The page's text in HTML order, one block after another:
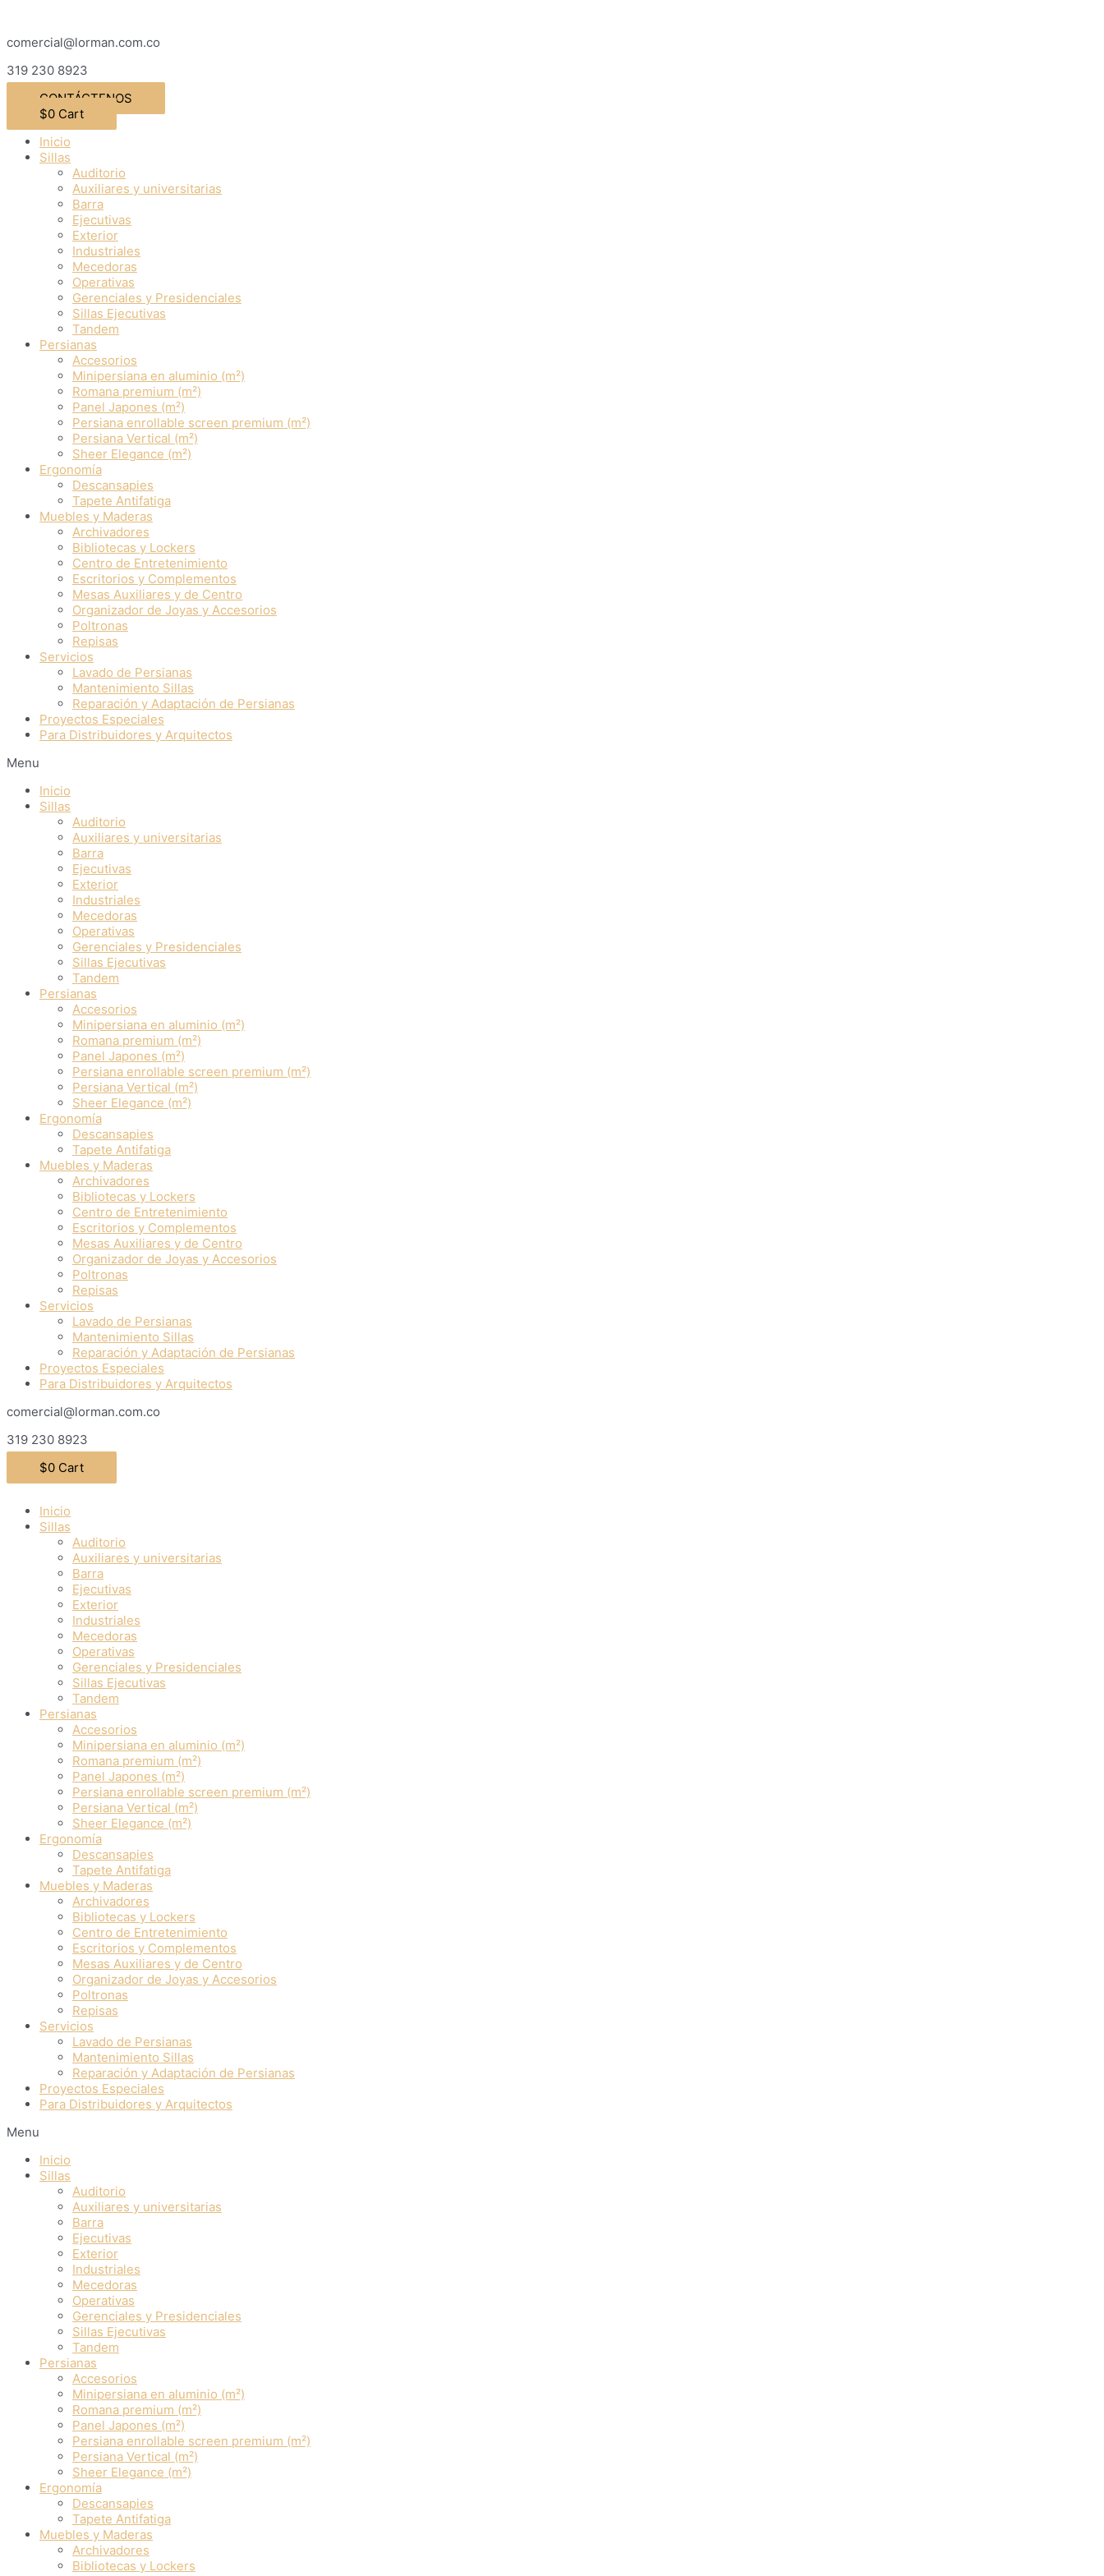
contenido
comercial@lorman.com.co
319 230 8923
CONTÁCTENOS
$0 Cart
Inicio
Sillas
Auditorio
Auxiliares y universitarias
Barra
Ejecutivas
Exterior
Industriales
Mecedoras
Operativas
Gerenciales y Presidenciales
Sillas Ejecutivas
Tandem
Persianas
Accesorios
Minipersiana en aluminio (m²)
Romana premium (m²)
Panel Japones (m²)
Persiana enrollable screen premium (m²)
Persiana Vertical (m²)
Sheer Elegance (m²)
Ergonomía
Descansapies
Tapete Antifatiga
Muebles y Maderas
Archivadores
Bibliotecas y Lockers
Centro de Entretenimiento
Escritorios y Complementos
Mesas Auxiliares y de Centro
Organizador de Joyas y Accesorios
Poltronas
Repisas
Servicios
Lavado de Persianas
Mantenimiento Sillas
Reparación y Adaptación de Persianas
Proyectos Especiales
Para Distribuidores y Arquitectos
Menu
Inicio
Sillas
Auditorio
Auxiliares y universitarias
Barra
Ejecutivas
Exterior
Industriales
Mecedoras
Operativas
Gerenciales y Presidenciales
Sillas Ejecutivas
Tandem
Persianas
Accesorios
Minipersiana en aluminio (m²)
Romana premium (m²)
Panel Japones (m²)
Persiana enrollable screen premium (m²)
Persiana Vertical (m²)
Sheer Elegance (m²)
Ergonomía
Descansapies
Tapete Antifatiga
Muebles y Maderas
Archivadores
Bibliotecas y Lockers
Centro de Entretenimiento
Escritorios y Complementos
Mesas Auxiliares y de Centro
Organizador de Joyas y Accesorios
Poltronas
Repisas
Servicios
Lavado de Persianas
Mantenimiento Sillas
Reparación y Adaptación de Persianas
Proyectos Especiales
Para Distribuidores y Arquitectos
comercial@lorman.com.co
319 230 8923
$0 Cart
Inicio
Sillas
Auditorio
Auxiliares y universitarias
Barra
Ejecutivas
Exterior
Industriales
Mecedoras
Operativas
Gerenciales y Presidenciales
Sillas Ejecutivas
Tandem
Persianas
Accesorios
Minipersiana en aluminio (m²)
Romana premium (m²)
Panel Japones (m²)
Persiana enrollable screen premium (m²)
Persiana Vertical (m²)
Sheer Elegance (m²)
Ergonomía
Descansapies
Tapete Antifatiga
Muebles y Maderas
Archivadores
Bibliotecas y Lockers
Centro de Entretenimiento
Escritorios y Complementos
Mesas Auxiliares y de Centro
Organizador de Joyas y Accesorios
Poltronas
Repisas
Servicios
Lavado de Persianas
Mantenimiento Sillas
Reparación y Adaptación de Persianas
Proyectos Especiales
Para Distribuidores y Arquitectos
Menu
Inicio
Sillas
Auditorio
Auxiliares y universitarias
Barra
Ejecutivas
Exterior
Industriales
Mecedoras
Operativas
Gerenciales y Presidenciales
Sillas Ejecutivas
Tandem
Persianas
Accesorios
Minipersiana en aluminio (m²)
Romana premium (m²)
Panel Japones (m²)
Persiana enrollable screen premium (m²)
Persiana Vertical (m²)
Sheer Elegance (m²)
Ergonomía
Descansapies
Tapete Antifatiga
Muebles y Maderas
Archivadores
Bibliotecas y Lockers